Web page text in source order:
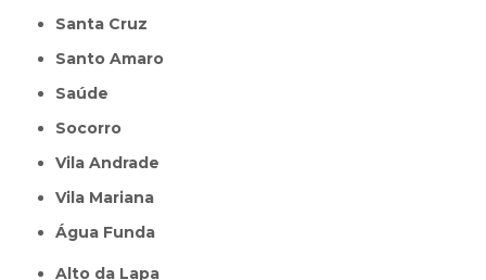
Santa Cruz
Santo Amaro
Saúde
Socorro
Vila Andrade
Vila Mariana
Água Funda
Alto da Lapa